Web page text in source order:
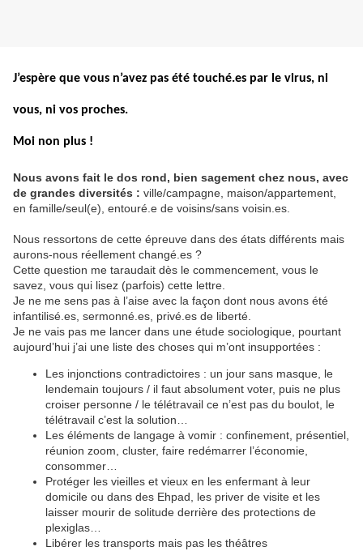
J’espère que vous n’avez pas été touché.es par le virus, ni
vous, ni vos proches.
Moi non plus !
Nous avons fait le dos rond, bien sagement chez nous, avec
de grandes diversités : ville/campagne, maison/appartement,
en famille/seul(e), entouré.e de voisins/sans voisin.es.
Nous ressortons de cette épreuve dans des états différents mais
aurons-nous réellement changé.es ?
Cette question me taraudait dès le commencement, vous le
savez, vous qui lisez (parfois) cette lettre.
Je ne me sens pas à l’aise avec la façon dont nous avons été
infantilisé.es, sermonné.es, privé.es de liberté.
Je ne vais pas me lancer dans une étude sociologique, pourtant
aujourd’hui j’ai une liste des choses qui m’ont insupportées :
Les injonctions contradictoires : un jour sans masque, le
lendemain toujours / il faut absolument voter, puis ne plus
croiser personne / le télétravail ce n’est pas du boulot, le
télétravail c’est la solution…
Les éléments de langage à vomir : confinement, présentiel,
réunion zoom, cluster, faire redémarrer l’économie,
consommer…
Protéger les vieilles et vieux en les enfermant à leur
domicile ou dans des Ehpad, les priver de visite et les
laisser mourir de solitude derrière des protections de
plexiglas…
Libérer les transports mais pas les théâtres